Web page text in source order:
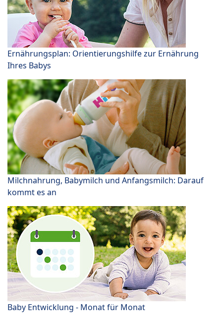
Ernährungsplan: Orientierungshilfe zur Ernährung
Ihres Babys
Milchnahrung, Babymilch und Anfangsmilch: Darauf
kommt es an
Baby Entwicklung - Monat für Monat